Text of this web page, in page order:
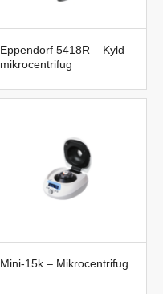
Eppendorf 5418R – Kyld
mikrocentrifug
Mini-15k – Mikrocentrifug